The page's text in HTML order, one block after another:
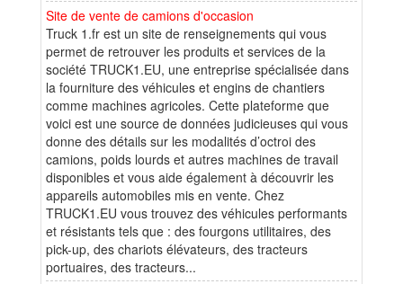
Site de vente de camions d'occasion
Truck 1.fr est un site de renseignements qui vous
permet de retrouver les produits et services de la
société TRUCK1.EU, une entreprise spécialisée dans
la fourniture des véhicules et engins de chantiers
comme machines agricoles. Cette plateforme que
voici est une source de données judicieuses qui vous
donne des détails sur les modalités d’octroi des
camions, poids lourds et autres machines de travail
disponibles et vous aide également à découvrir les
appareils automobiles mis en vente. Chez
TRUCK1.EU vous trouvez des véhicules performants
et résistants tels que : des fourgons utilitaires, des
pick-up, des chariots élévateurs, des tracteurs
portuaires, des tracteurs...